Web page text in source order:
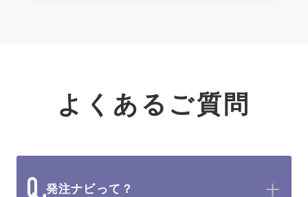
よくあるご質問
発注ナビって？